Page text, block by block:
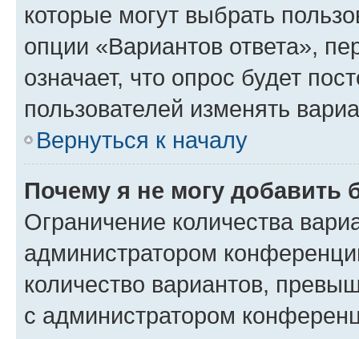
которые могут выбрать
опции «Вариантов ответа»,
означает, что опрос будет
пользователей изменять
Вернуться к началу
Почему я не могу добавить
Ограничение количества
администратором
количество вариантов,
с администратором